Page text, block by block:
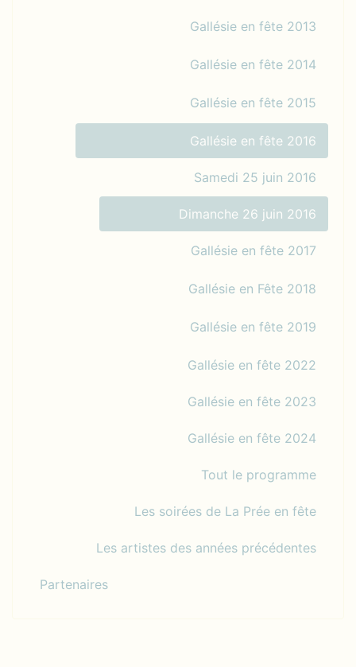
Gallésie en fête 2013
Gallésie en fête 2014
Gallésie en fête 2015
Gallésie en fête 2016
Samedi 25 juin 2016
Dimanche 26 juin 2016
Gallésie en fête 2017
Gallésie en Fête 2018
Gallésie en fête 2019
Gallésie en fête 2022
Gallésie en fête 2023
Gallésie en fête 2024
Tout le programme
Les soirées de La Prée en fête
Les artistes des années précédentes
Partenaires